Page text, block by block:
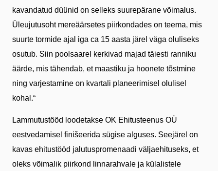
kavandatud düünid on selleks suurepärane võimalus.
Üleujutusoht mereäärsetes piirkondades on teema, mis
suurte tormide ajal iga ca 15 aasta järel väga oluliseks
osutub. Siin poolsaarel kerkivad majad täiesti ranniku
äärde, mis tähendab, et maastiku ja hoonete tõstmine
ning varjestamine on kvartali planeerimisel olulisel
kohal.“
Lammutustööd loodetakse OK Ehitusteenus OÜ
eestvedamisel finišeerida sügise alguses. Seejärel on
kavas ehitustööd jalutuspromenaadi väljaehituseks, et
oleks võimalik piirkond linnarahvale ja külalistele